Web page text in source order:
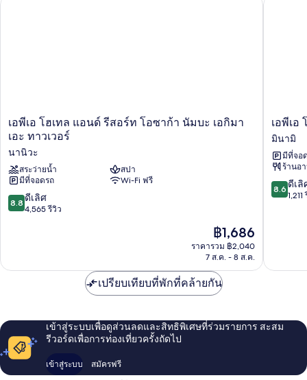
(No
เอ
พีเอ
เทล
แอนด์
รีสอร์ท
โอ
ซาก้
เอะ
เอพีเอ โฮเทล แอนด์ รีสอร์ท โอซาก้า นัมบะ เอกิมา
เอะ ทาวเวอร์
นานิวะ
สระว่ายน้ำ
สปา
มีที่จอดรถ
Wi-Fi ฟรี
8.8
จาก
รีวิว
8.8 ดีเลิศ
4,565 รีวิว
ราคา
ปัจจุบัน
คือ
฿1,686
ราคารวม ฿2,040
7 ส.ค. - 8 ส.ค.
เอ
พีเอ
โฮ
เทล
นัมบะ
เอกิ
ฮิ
เอพีเอ
มินามิ
มีที่จอ
ร้านอ
8.6
จาก
8.6 ดีเลิ
เปรียบเทียบที่พักที่คล้ายกัน
เข้าสู่ระบบเพื่อดูส่วนลดและสิทธิพิเศษที่ร่วมรายการ สะสม
รีวอร์ดเพื่อการท่องเที่ยวครั้งถัดไป
เข้าสู่ระบบ สมัครฟรี